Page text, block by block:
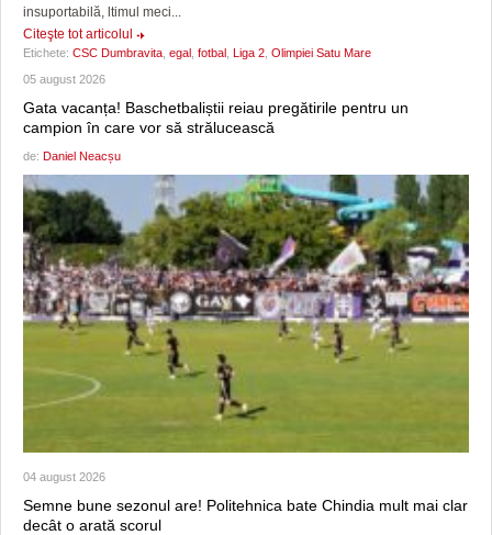
insuportabilă, ltimul meci...
Citeşte tot articolul
Etichete: CSC Dumbravita egal fotbal Liga 2 Olimpiei Satu Mare
05 august 2026
Gata vacanța! Baschetbaliștii reiau pregătirile pentru un
campion în care vor să strălucească
de: Daniel Neacșu
04 august 2026
Semne bune sezonul are! Politehnica bate Chindia mult mai clar
decât o arată scorul